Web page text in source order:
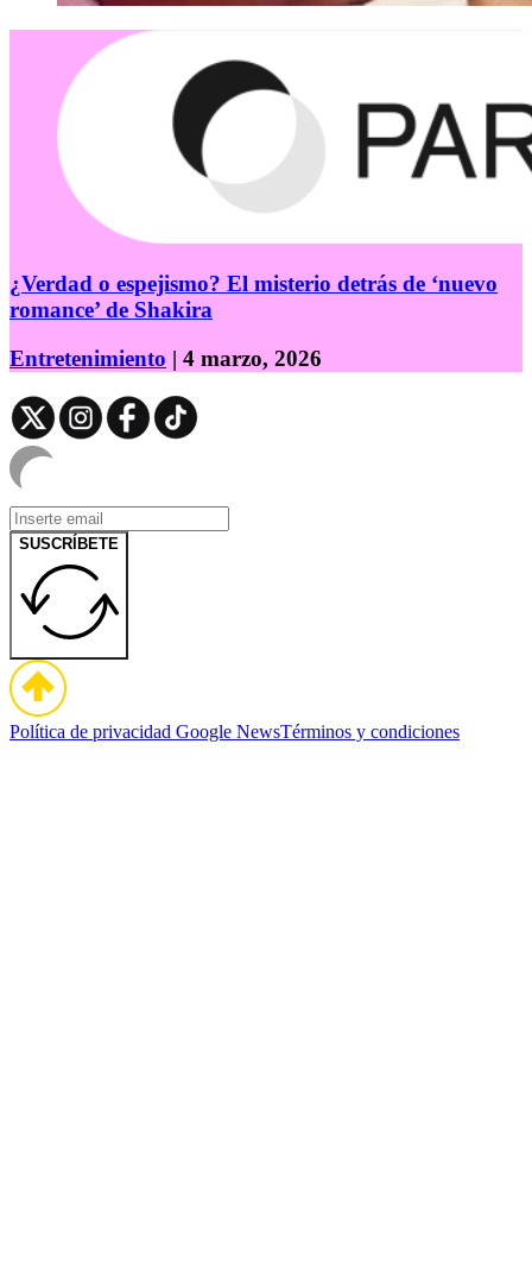
¿Verdad o espejismo? El misterio detrás de ‘nuevo
romance’ de Shakira
Entretenimiento | 4 marzo, 2026
SUSCRÍBETE
Política de privacidad Google NewsTérminos y condiciones